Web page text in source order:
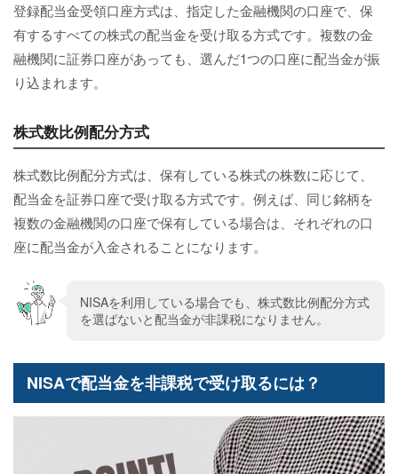
登録配当金受領口座方式は、指定した金融機関の口座で、保
有するすべての株式の配当金を受け取る方式です。複数の金
融機関に証券口座があっても、選んだ1つの口座に配当金が振
り込まれます。
株式数比例配分方式
株式数比例配分方式は、保有している株式の株数に応じて、
配当金を証券口座で受け取る方式です。例えば、同じ銘柄を
複数の金融機関の口座で保有している場合は、それぞれの口
座に配当金が入金されることになります。
NISAを利用している場合でも、株式数比例配分方式
を選ばないと配当金が非課税になりません。
NISAで配当金を非課税で受け取るには？